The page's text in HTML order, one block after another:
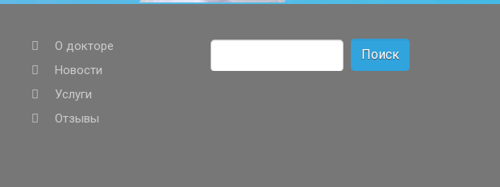
О докторе
Новости
Услуги
Отзывы
Найти: